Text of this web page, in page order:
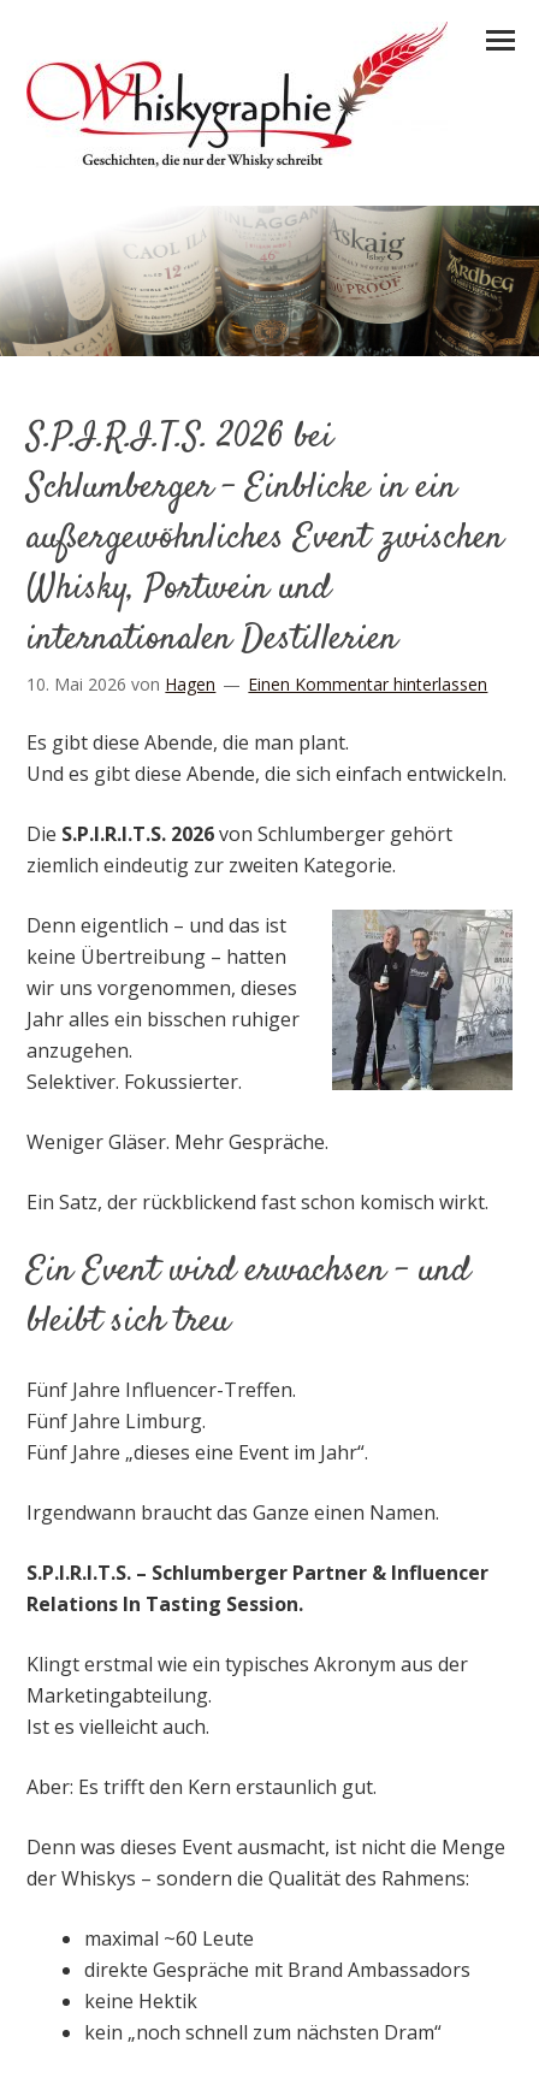
S.P.I.R.I.T.S. 2026 bei
Schlumberger – Einblicke in ein
außergewöhnliches Event zwischen
Whisky, Portwein und
internationalen Destillerien
10. Mai 2026 von Hagen Einen Kommentar hinterlassen
Es gibt diese Abende, die man plant.
Und es gibt diese Abende, die sich einfach entwickeln.
Die S.P.I.R.I.T.S. 2026von Schlumberger gehört
ziemlich eindeutig zur zweiten Kategorie.
Denn eigentlich – und das ist
keine Übertreibung – hatten
wir uns vorgenommen, dieses
Jahr alles ein bisschen ruhiger
anzugehen.
Selektiver. Fokussierter.
Weniger Gläser. Mehr Gespräche.
Ein Satz, der rückblickend fast schon komisch wirkt.
Ein Event wird erwachsen – und
bleibt sich treu
Fünf Jahre Influencer-Treffen.
Fünf Jahre Limburg.
Fünf Jahre „dieses eine Event im Jahr“.
Irgendwann braucht das Ganze einen Namen.
S.P.I.R.I.T.S. – Schlumberger Partner & Influencer
Relations In Tasting Session.
Klingt erstmal wie ein typisches Akronym aus der
Marketingabteilung.
Ist es vielleicht auch.
Aber: Es trifft den Kern erstaunlich gut.
Denn was dieses Event ausmacht, ist nicht die Menge
der Whiskys – sondern die Qualität des Rahmens:
maximal ~60 Leute
direkte Gespräche mit Brand Ambassadors
keine Hektik
kein „noch schnell zum nächsten Dram“